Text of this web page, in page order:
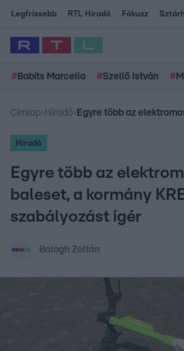
Legfrissebb RTL Híradó Fókusz
# Babits Marcella #Szellő István #
Címlap› Híradó›
Híradó
Egyre több az
baleset, a kormány
szabályozást ígér
Balogh Zoltán